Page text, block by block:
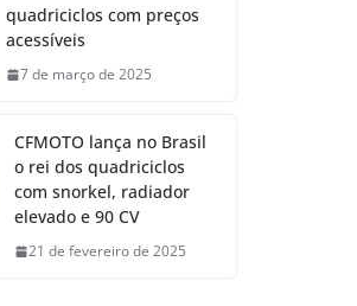
quadriciclos com preços
acessíveis
7 de março de 2025
CFMOTO lança no Brasil
o rei dos quadriciclos
com snorkel, radiador
elevado e 90 CV
21 de fevereiro de 2025